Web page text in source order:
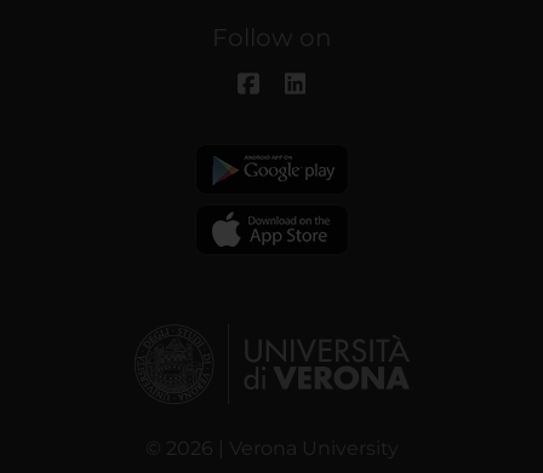
Follow on
© 2026 | Verona University